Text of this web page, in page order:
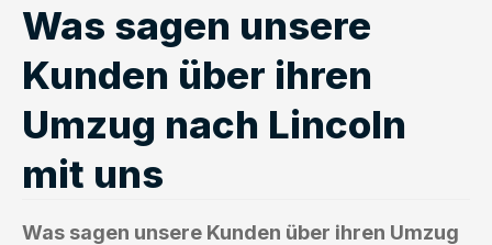
Was sagen unsere
Kunden über ihren
Umzug nach Lincoln
mit uns
Was sagen unsere Kunden über ihren Umzug